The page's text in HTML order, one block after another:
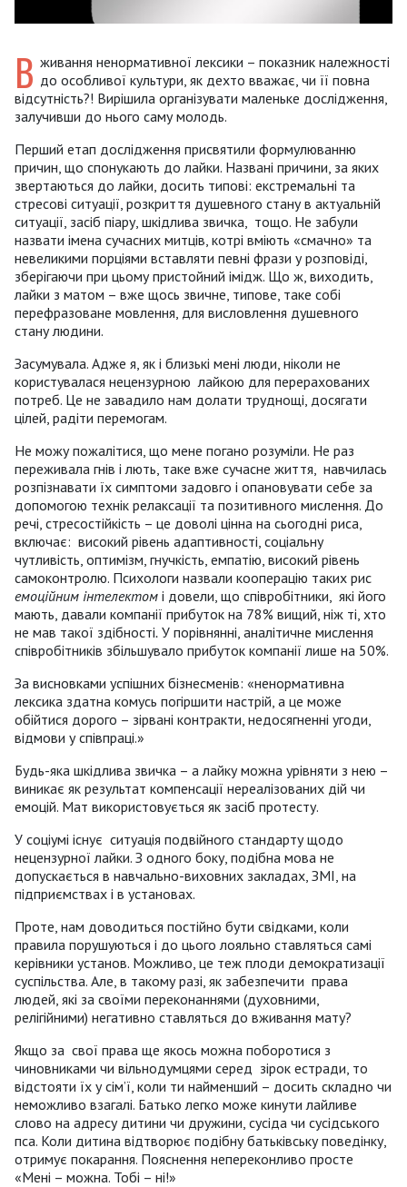
В живання ненормативної лексики – показник належності
до особливої культури, як дехто вважає, чи її повна
відсутність?! Вирішила організувати маленьке дослідження,
залучивши до нього саму молодь.
Перший етап дослідження присвятили формулюванню
причин, що спонукають до лайки. Названі причини, за яких
звертаються до лайки, досить типові: екстремальні та
стресові ситуації, розкриття душевного стану в актуальній
ситуації, засіб піару, шкідлива звичка, тощо. Не забули
назвати імена сучасних митців, котрі вміють «смачно» та
невеликими порціями вставляти певні фрази у розповіді,
зберігаючи при цьому пристойний імідж. Що ж, виходить,
лайки з матом – вже щось звичне, типове, таке собі
перефразоване мовлення, для висловлення душевного
стану людини.
Засумувала. Адже я, як і близькі мені люди, ніколи не
користувалася нецензурною лайкою для перерахованих
потреб. Це не завадило нам долати труднощі, досягати
цілей, радіти перемогам.
Не можу пожалітися, що мене погано розуміли. Не раз
переживала гнів і лють, таке вже сучасне життя, навчилась
розпізнавати їх симптоми задовго і опановувати себе за
допомогою технік релаксації та позитивного мислення. До
речі, стресостійкість – це доволі цінна на сьогодні риса,
включає: високий рівень адаптивності, соціальну
чутливість, оптимізм, гнучкість, емпатію, високий рівень
самоконтролю. Психологи назвали кооперацію таких рис
емоційним інтелектом і довели, що співробітники, які його
мають, давали компанії прибуток на 78% вищий, ніж ті, хто
не мав такої здібності. У порівнянні, аналітичне мислення
співробітників збільшувало прибуток компанії лише на 50%.
За висновками успішних бізнесменів: «ненормативна
лексика здатна комусь погіршити настрій, а це може
обійтися дорого – зірвані контракти, недосягненні угоди,
відмови у співпраці.»
Будь-яка шкідлива звичка – а лайку можна урівняти з нею –
виникає як результат компенсації нереалізованих дій чи
емоцій. Мат використовується як засіб протесту.
У соціумі існує ситуація подвійного стандарту щодо
нецензурної лайки. З одного боку, подібна мова не
допускається в навчально-виховних закладах, ЗМІ, на
підприємствах і в установах.
Проте, нам доводиться постійно бути свідками, коли
правила порушуються і до цього лояльно ставляться самі
керівники установ. Можливо, це теж плоди демократизації
суспільства. Але, в такому разі, як забезпечити права
людей, які за своїми переконаннями (духовними,
релігійними) негативно ставляться до вживання мату?
Якщо за свої права ще якось можна поборотися з
чиновниками чи вільнодумцями серед зірок естради, то
відстояти їх у сім’ї, коли ти найменший – досить складно чи
неможливо взагалі. Батько легко може кинути лайливе
слово на адресу дитини чи дружини, сусіда чи сусідського
пса. Коли дитина відтворює подібну батьківську поведінку,
отримує покарання. Пояснення непереконливо просте
«Мені – можна. Тобі – ні!»